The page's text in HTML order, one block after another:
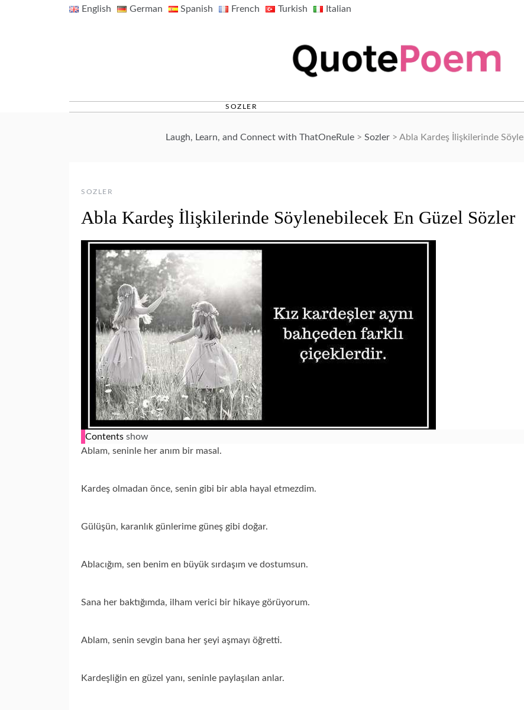
English German Spanish French Turkish Italian
SOZLER
Laugh, Learn, and Connect with ThatOneRule > Sozler > Abla Kardeş İlişkilerinde
SOZLER
Abla Kardeş İlişkilerinde Söylenebilecek En Güzel Sözler
Contents show
Ablam, seninle her anım bir masal.
Kardeş olmadan önce, senin gibi bir abla hayal etmezdim.
Gülüşün, karanlık günlerime güneş gibi doğar.
Ablacığım, sen benim en büyük sırdaşım ve dostumsun.
Sana her baktığımda, ilham verici bir hikaye görüyorum.
Ablam, senin sevgin bana her şeyi aşmayı öğretti.
Kardeşliğin en güzel yanı, seninle paylaşılan anlar.